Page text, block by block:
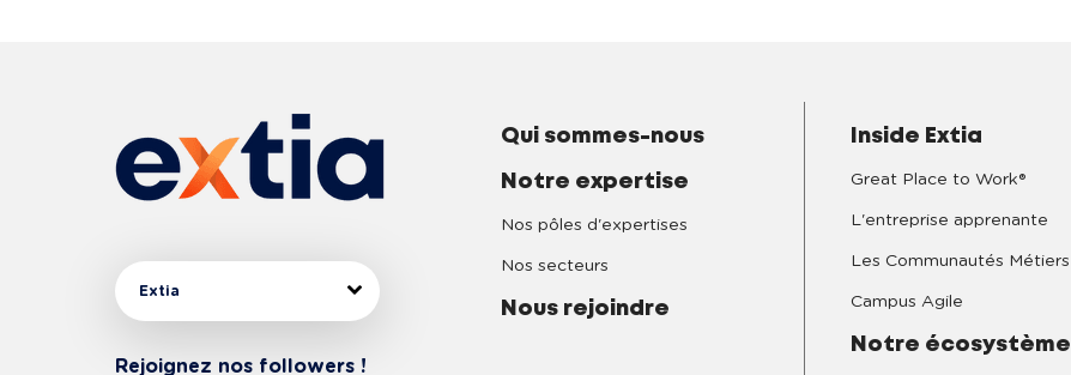
Extia
Rejoignez nos followers !
Qui sommes-nous
Notre expertise
Nos pôles d'expertises
Nos secteurs
Nous rejoindre
Inside Extia
Great Place to Work®
L'entreprise apprenante
Les Communautés Métiers
Campus Agile
Notre écosystème